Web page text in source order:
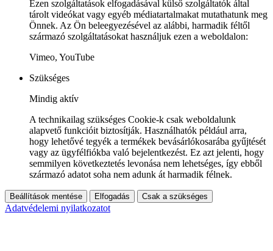
Ezen szolgáltatások elfogadásával külső szolgáltatók által
tárolt videókat vagy egyéb médiatartalmakat mutathatunk meg
Önnek. Az Ön beleegyezésével az alábbi, harmadik féltől
származó szolgáltatásokat használjuk ezen a weboldalon:
Vimeo, YouTube
Szükséges
Mindig aktív
A technikailag szükséges Cookie-k csak weboldalunk
alapvető funkcióit biztosítják. Használhatók például arra,
hogy lehetővé tegyék a termékek bevásárlókosarába gyűjtését
vagy az ügyfélfiókba való bejelentkezést. Ez azt jelenti, hogy
semmilyen következtetés levonása nem lehetséges, így ebből
származó adatot soha nem adunk át harmadik félnek.
Beállítások mentése Elfogadás Csak a szükséges
Adatvédelemi nyilatkozatot